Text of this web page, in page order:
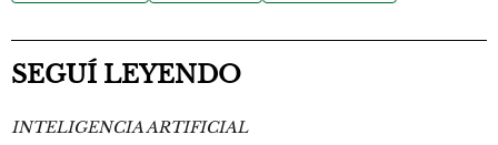
SEGUÍ LEYENDO
INTELIGENCIA ARTIFICIAL